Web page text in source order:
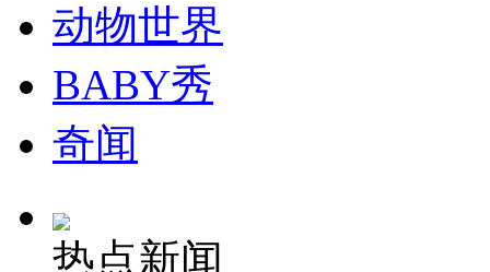
司机酒驾遇交警 急速倒车逃窜
动物世界
BABY秀
奇闻
热点新闻